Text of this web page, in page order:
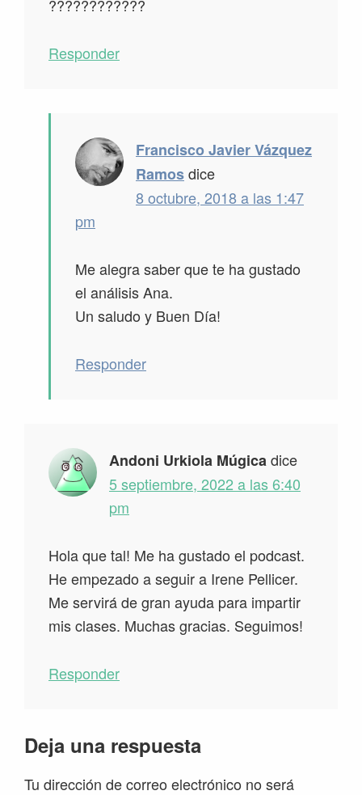
????????????
Responder
Francisco Javier Vázquez
Ramosdice
8 octubre, 2018 a las 1:47
pm
Me alegra saber que te ha gustado
el análisis Ana.
Un saludo y Buen Día!
Responder
Andoni Urkiola Múgicadice
5 septiembre, 2022 a las 6:40
pm
Hola que tal! Me ha gustado el podcast.
He empezado a seguir a Irene Pellicer.
Me servirá de gran ayuda para impartir
mis clases. Muchas gracias. Seguimos!
Responder
Deja una respuesta
Tu dirección de correo electrónico no será